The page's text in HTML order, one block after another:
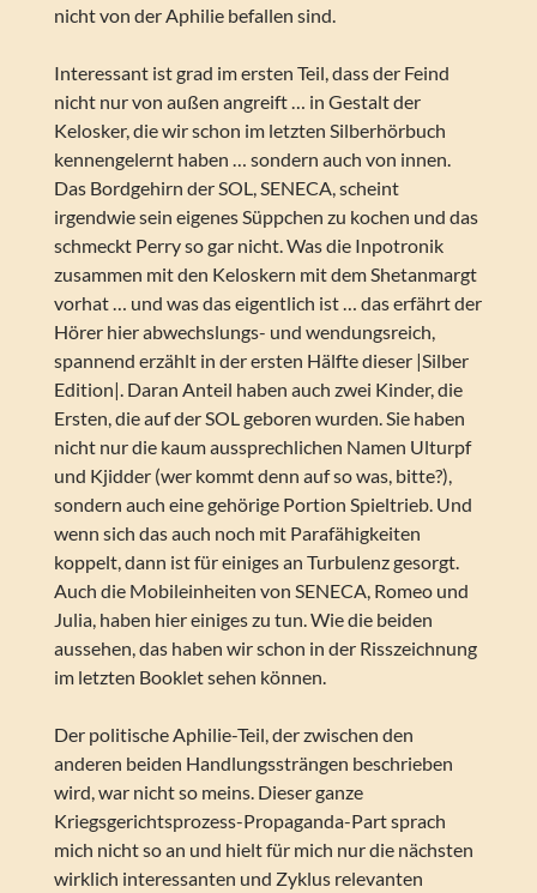
nicht von der Aphilie befallen sind.
Interessant ist grad im ersten Teil, dass der Feind
nicht nur von außen angreift … in Gestalt der
Kelosker, die wir schon im letzten Silberhörbuch
kennengelernt haben … sondern auch von innen.
Das Bordgehirn der SOL, SENECA, scheint
irgendwie sein eigenes Süppchen zu kochen und das
schmeckt Perry so gar nicht. Was die Inpotronik
zusammen mit den Keloskern mit dem Shetanmargt
vorhat … und was das eigentlich ist … das erfährt der
Hörer hier abwechslungs- und wendungsreich,
spannend erzählt in der ersten Hälfte dieser |Silber
Edition|. Daran Anteil haben auch zwei Kinder, die
Ersten, die auf der SOL geboren wurden. Sie haben
nicht nur die kaum aussprechlichen Namen Ulturpf
und Kjidder (wer kommt denn auf so was, bitte?),
sondern auch eine gehörige Portion Spieltrieb. Und
wenn sich das auch noch mit Parafähigkeiten
koppelt, dann ist für einiges an Turbulenz gesorgt.
Auch die Mobileinheiten von SENECA, Romeo und
Julia, haben hier einiges zu tun. Wie die beiden
aussehen, das haben wir schon in der Risszeichnung
im letzten Booklet sehen können.
Der politische Aphilie-Teil, der zwischen den
anderen beiden Handlungssträngen beschrieben
wird, war nicht so meins. Dieser ganze
Kriegsgerichtsprozess-Propaganda-Part sprach
mich nicht so an und hielt für mich nur die nächsten
wirklich interessanten und Zyklus relevanten